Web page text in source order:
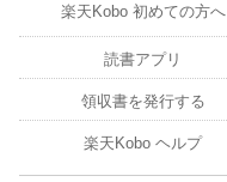
楽天Kobo 初めての方へ
読書アプリ
領収書を発行する
楽天Kobo ヘルプ